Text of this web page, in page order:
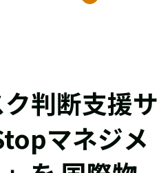
判断支援サ
マネジメ